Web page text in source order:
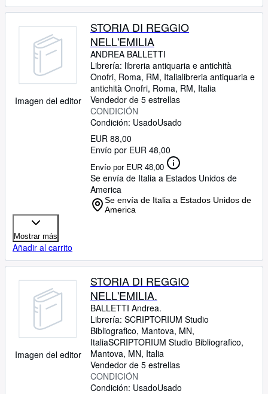
Imagen del editor
STORIA DI REGGIO
NELL'EMILIA
ANDREA BALLETTI
Librería: libreria antiquaria e antichità
Onofri, Roma, RM, Italialibreria antiquaria e
antichità Onofri, Roma, RM, Italia
Vendedor de 5 estrellas
CONDICIÓN
Condición: UsadoUsado
EUR 88,00
Envío por EUR 48,00
Envío por EUR 48,00
Se envía de Italia a Estados Unidos de
America
Se envía de Italia a Estados Unidos de
America
Mostrar más
Añadir al carrito
Imagen del editor
STORIA DI REGGIO
NELL'EMILIA.
BALLETTI Andrea.
Librería: SCRIPTORIUM Studio
Bibliografico, Mantova, MN,
ItaliaSCRIPTORIUM Studio Bibliografico,
Mantova, MN, Italia
Vendedor de 5 estrellas
CONDICIÓN
Condición: UsadoUsado